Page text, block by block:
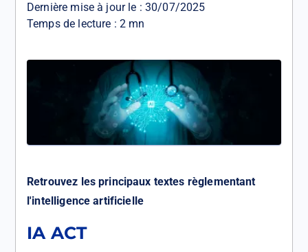
Dernière mise à jour le : 30/07/2025
Temps de lecture : 2 mn
Retrouvez les principaux textes règlementant
l'intelligence artificielle
IA ACT